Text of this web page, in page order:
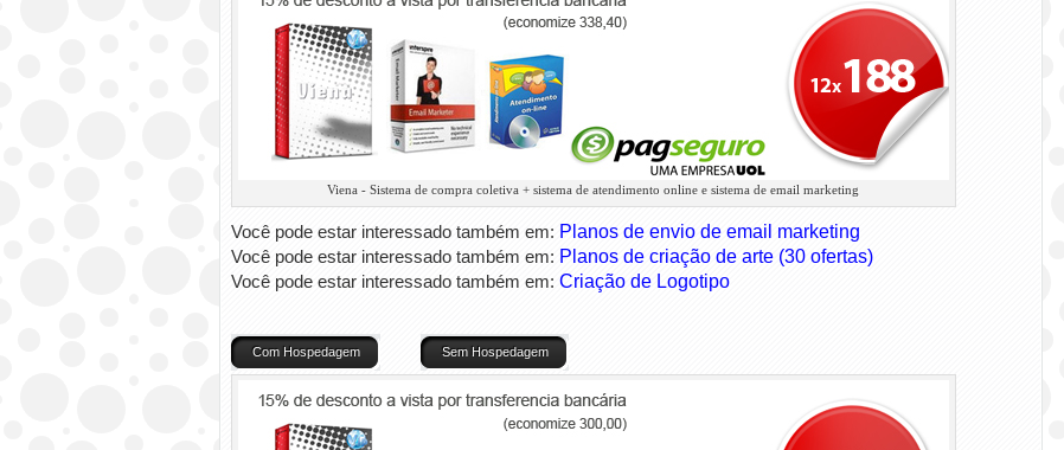
Viena - Sistema de compra coletiva + sistema de atendimento online e sistema de email marketing
Você pode estar interessado também em: Planos de envio de email marketing
Você pode estar interessado também em: Planos de criação de arte (30 ofertas)
Você pode estar interessado também em: Criação de Logotipo
Com Hospedagem Sem Hospedagem